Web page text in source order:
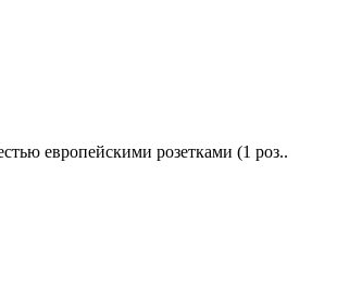
европейскими розетками (1 роз..